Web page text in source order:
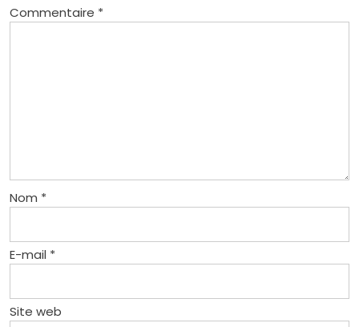
Commentaire *
Nom *
E-mail *
Site web